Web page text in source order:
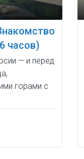
часов)
— и перед
горами с